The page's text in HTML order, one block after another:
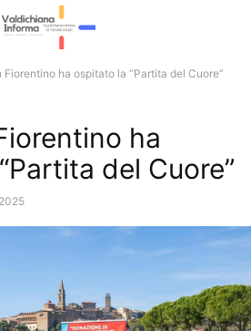
Fiorentino ha ospitato la “Partita del Cuore”
ha
del Cuore”